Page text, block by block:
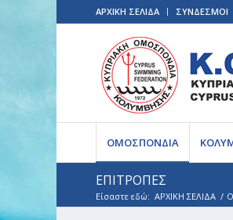
ΑΡΧΙΚΗ ΣΕΛΙΔΑ ΣΥΝΔΕΣΜΟΙ
ΟΜΟΣΠΟΝΔΙΑ
ΕΠΙΤΡΟΠΕΣ
Είσαστε εδώ: ΑΡΧΙΚΗ ΣΕΛΙΔΑ /